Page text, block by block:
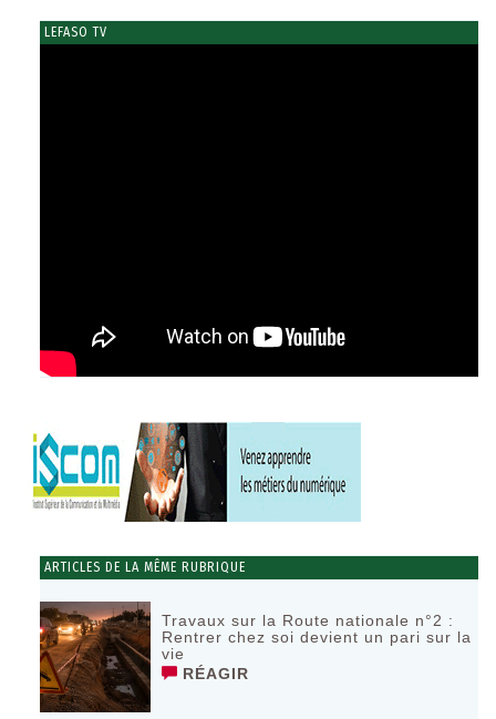
LEFASO TV
ARTICLES DE LA MÊME RUBRIQUE
Travaux sur la Route nationale n°2 :
Rentrer chez soi devient un pari sur la
vie
RÉAGIR